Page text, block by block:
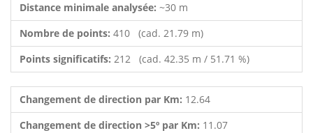
Distance minimale analysée: ~30 m
Nombre de points: 410 (cad. 21.79 m)
Points significatifs: 212 (cad. 42.35 m / 51.71 %)
Changement de direction par Km: 12.64
Changement de direction >5º par Km: 11.07